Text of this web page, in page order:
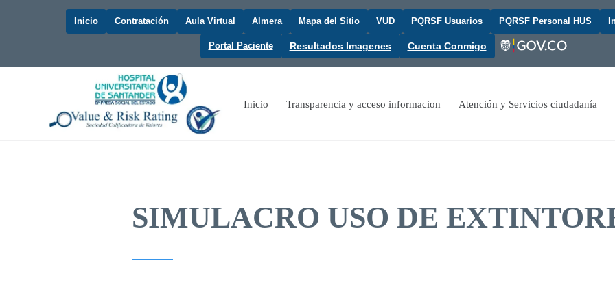
Inicio Contratación Aula Virtual Almera Mapa del Sitio VUD PQRSF Usuarios PQRSF Personal HUS
Portal Paciente Resultados Imagenes Cuenta Conmigo
Inicio Transparencia y acceso informacion Atención y Servicios ciudadanía
SIMULACRO USO DE